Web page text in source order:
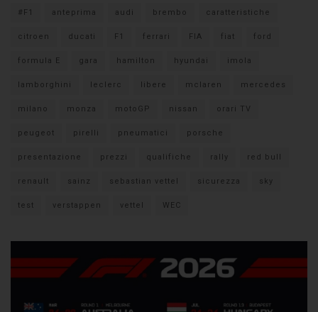
#F1 anteprima audi brembo caratteristiche
citroen ducati F1 ferrari FIA fiat ford
formula E gara hamilton hyundai imola
lamborghini leclerc libere mclaren mercedes
milano monza motoGP nissan orari TV
peugeot pirelli pneumatici porsche
presentazione prezzi qualifiche rally red bull
renault sainz sebastian vettel sicurezza sky
test verstappen vettel WEC